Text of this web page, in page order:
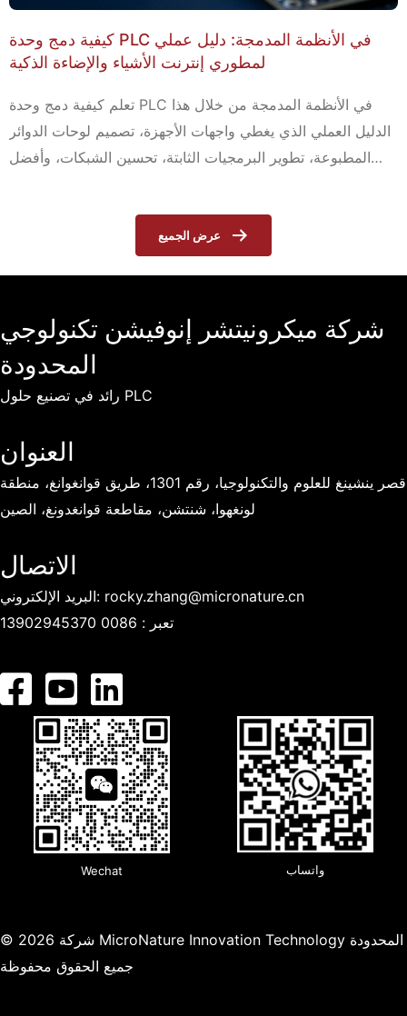
وحدة PLC مقابل شريحة PLC: ما الفرق؟
في ذلك البنية المعمارية، التكلفة، وقت التطوير، وأي حل هو
الأنسب لمشاريع الإضاءة الذكية.
عرض الجميع
شركة ميكرونيتشر إنوفيشن تكنولوجي
المحدودة
رائد في تصنيع حلول PLC
العنوان
قصر ينشينغ للعلوم والتكنولوجيا، رقم 1301، طريق قوانغوانغ، منطقة
لونغهوا، شنتشن، مقاطعة قوانغدونغ، الصين
الاتصال
البريد الإلكتروني: rocky.zhang@micronature.cn
تعبر : 0086 13902945370
Wechat واتساب
© 2026 شركة MicroNature Innovation Technology المحدودة
جميع الحقوق محفوظة